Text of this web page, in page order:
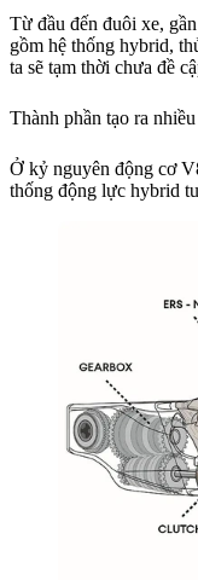
Từ đầu đến đuôi xe,
gồm hệ thống hybrid,
ta sẽ tạm thời chưa đề
Thành phần tạo ra
Ở kỷ nguyên động cơ
thống động lực hybrid